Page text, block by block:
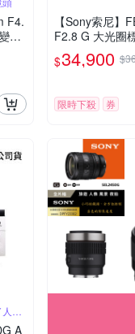
F4.
焦
【Sony索尼】
F2.8 G 大光圈
EL2450G (公
月)
$34,900
限時下殺 券
像
A